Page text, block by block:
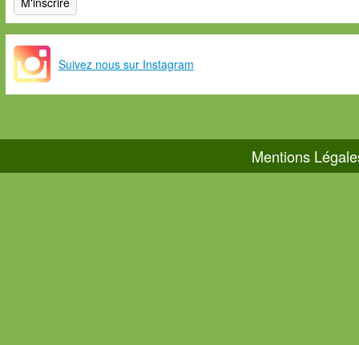
Suivez nous sur Instagram
Mentions